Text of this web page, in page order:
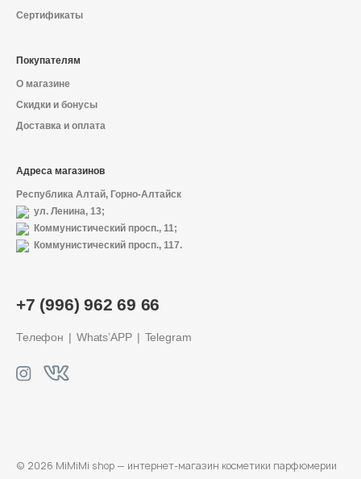
Политика конфиденциальности
+7 (996) 962 69 66
+7 (996) 962 69 66
Телефон Whats’APP Telegram
Сертификаты
Покупателям
О магазине
Скидки и бонусы
Доставка и оплата
Адреса магазинов
Республика Алтай, Горно-Алтайск
ул. Ленина, 13;
Коммунистический просп., 11;
Коммунистический просп., 117.
© 2026 MiMiMi shop — интернет-магазин косметики парфюмерии